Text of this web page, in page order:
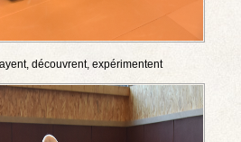
découvrent, expérimentent